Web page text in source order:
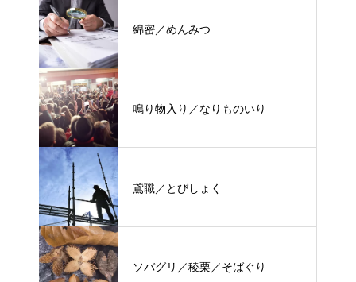
綿密／めんみつ
鳴り物入り／なりものいり
鳶職／とびしょく
ソバグリ／稜栗／そばぐり